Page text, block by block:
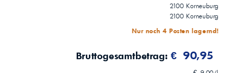
2100 Korneuburg
2100 Korneuburg
Nur noch 4 Posten lagernd!
Bruttogesamtbetrag: € 90,95